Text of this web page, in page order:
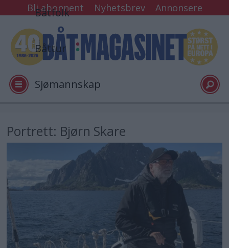
Bli abonnent Nyhetsbrev Annonsere
Båtfolk
Båttur
Sjømannskap
Video
Logg inn
Portrett: Bjørn Skare